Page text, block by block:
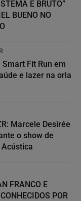
É BRUTO”
BUENO NO
Fit Run em
e lazer na orla
Marcele Desirée
o show de
Acústica
FRANCO E
POR